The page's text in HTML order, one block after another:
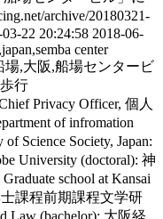
archive/20180321-
03-22 20:24:58 2018-06-
center
場,大阪,船場センタービ
行
Privacy Officer, 個人
of infromation
of Science Society, Japan:
University (doctoral): 神
Graduate school at Kansai
課程前期課程文学研
Law (bachelor): 大阪経